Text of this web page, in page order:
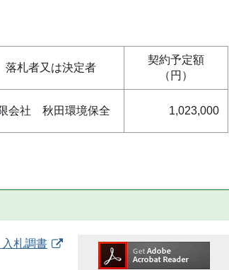
落札者又は決定者
契約予定額
（円）
会社 秋田環境保全 1,023,000
札調書